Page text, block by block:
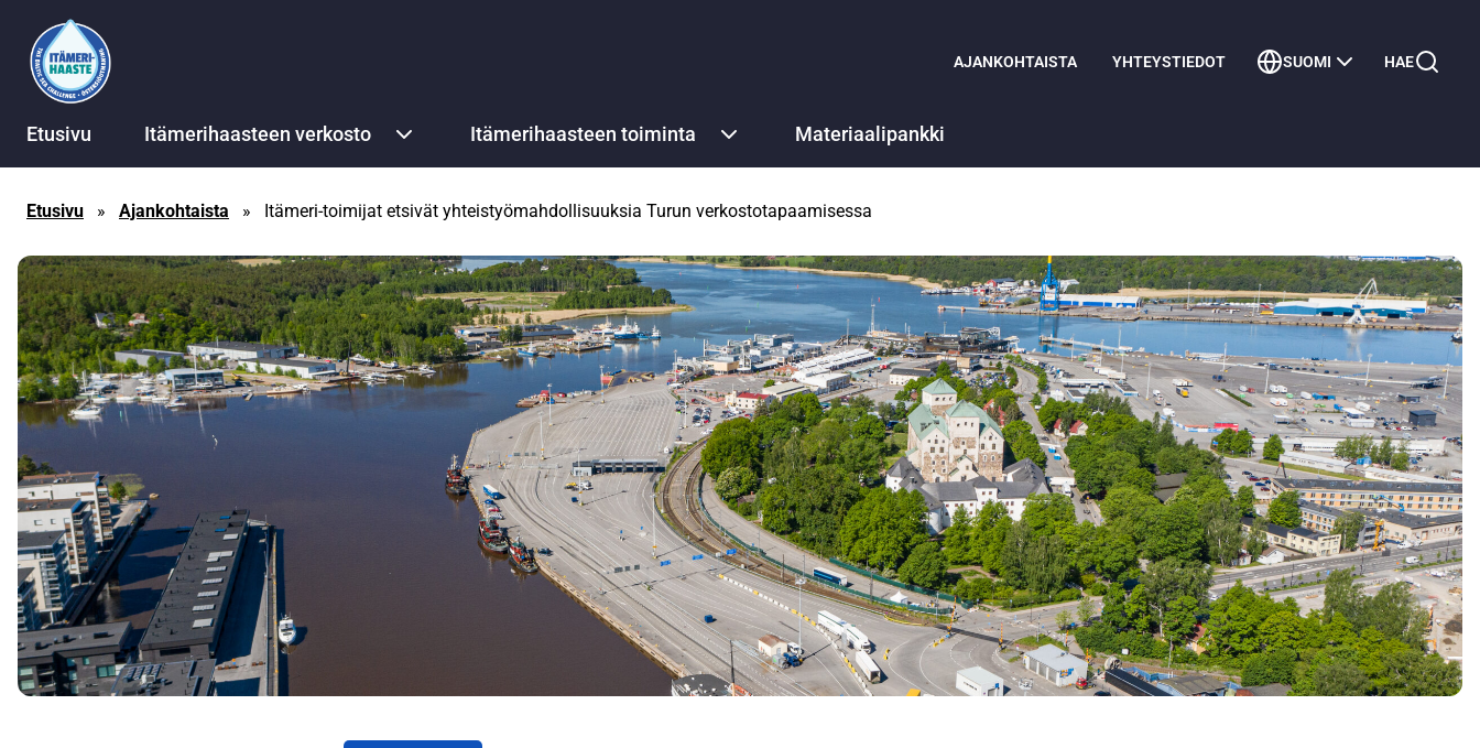
Siirry sisältöön
AJANKOHTAISTA YHTEYSTIEDOT SUOMI HAE
Etusivu Itämerihaasteen verkosto Itämerihaasteen toiminta Materiaalipankki
Etusivu » Ajankohtaista » Itämeri-toimijat etsivät yhteistyömahdollisuuksia Turun verkostotapaamisessa